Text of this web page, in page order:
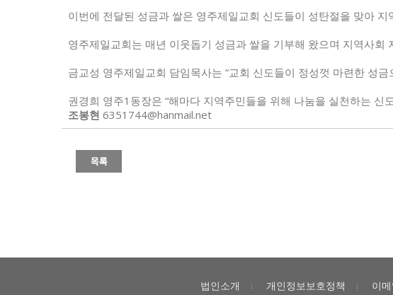
이번에 전달된 성금과 쌀은 영주제일교회 신도들이 성탄절을 맞아
영주제일교회는 매년 이웃돕기 성금과 쌀을 기부해 왔으며 지역사
금교성 영주제일교회 담임목사는 “교회 신도들이 정성껏 마련한 성
권경희 영주1동장은 “해마다 지역주민들을 위해 나눔을 실천하는
조봉현 6351744@hanmail.net
법인소개 l 개인정보보호정책 l 이